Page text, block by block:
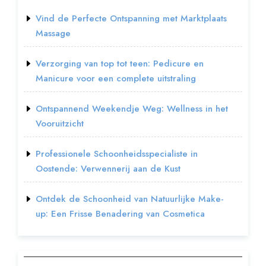
Vind de Perfecte Ontspanning met Marktplaats
Massage
Verzorging van top tot teen: Pedicure en
Manicure voor een complete uitstraling
Ontspannend Weekendje Weg: Wellness in het
Vooruitzicht
Professionele Schoonheidsspecialiste in
Oostende: Verwennerij aan de Kust
Ontdek de Schoonheid van Natuurlijke Make-
up: Een Frisse Benadering van Cosmetica